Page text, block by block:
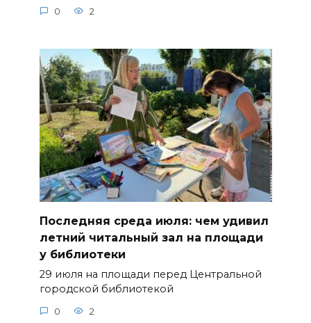
0 2
Последняя среда июля: чем удивил
летний читальный зал на площади
у библиотеки
29 июля на площади перед Центральной
городской библиотекой
0 2